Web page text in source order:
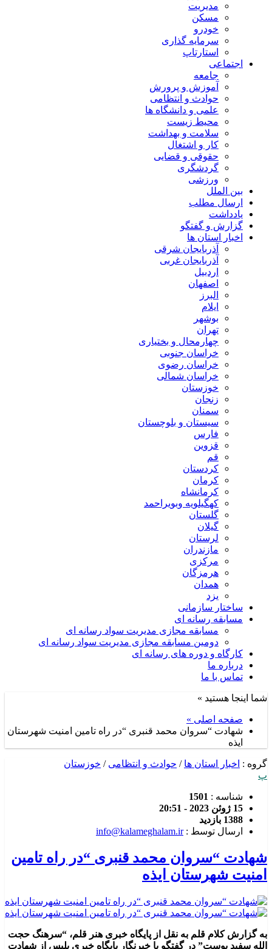
مدیریت
مسکن
خودرو
سرمایه گذاری
استارتاپ
اجتماعی
جامعه
آموزش و پرورش
حوادث و انتظامی
علمی و دانشگاه ها
محیط زیست
سلامت و بهداشت
کار و اشتغال
حقوقی و قضایی
گردشگری
ورزشی
بین الملل
ارسال مطلب
یادداشت
گزارش و گفتگو
اخبار استان ها
آذربایجان شرقی
آذربایجان غربی
اردبیل
اصفهان
البرز
ایلام
بوشهر
تهران
چهارمحال و بختیاری
خراسان جنوبی
خراسان رضوی
خراسان شمالی
خوزستان
زنجان
سمنان
سیستان و بلوچستان
فارس
قزوین
قم
کردستان
کرمان
کرمانشاه
کهگیلویه وبویراحمد
گلستان
گیلان
لرستان
مازندران
مرکزی
هرمزگان
همدان
یزد
ساختار سازمانی
مسابقه رسانه ای
مسابقه مجازی مدیریت سواد رسانه ای
دومین مسابقه مجازی مدیریت سواد رسانه ای
کارگاه و دوره های رسانه ای
درباره ما
تماس با ما
شما اینجا هستید »
صفحه اصلی »
شهادت “سروان محمد قنبری “در راه تامین امنیت شهرستان
ایذه
گروه : اخبار استان ها / حوادث و انتظامی / خوزستان
پ
شناسه : 1501
15 ژوئن 2023 - 20:51
1388 بازدید
ارسال توسط :info@kalameghalam.ir
شهادت “سروان محمد قنبری “در راه تامین
امنیت شهرستان ایذه
به گزارش کلام قلم به نقل از پایگاه خبری هنر قلم، “سرهنگ حجت
الله سفید پوست” در گفتگو با خبرنگار پایگاه خبری پلیس از شهادت